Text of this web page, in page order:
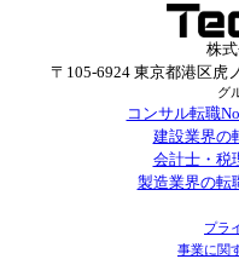
株
〒105-6924 東京都港区虎
グ
コンサル転職
建設業界の
会計士・税
製造業界の転
プラ
事業に関